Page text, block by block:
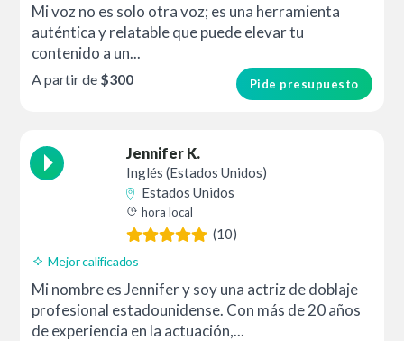
Mi voz no es solo otra voz; es una herramienta
auténtica y relatable que puede elevar tu
contenido a un...
Pide presupuesto
A partir de $300
Jennifer K.
Inglés (Estados Unidos)
Estados Unidos
hora local
(10)
Mejor calificados
Mi nombre es Jennifer y soy una actriz de doblaje
profesional estadounidense. Con más de 20 años
de experiencia en la actuación,...